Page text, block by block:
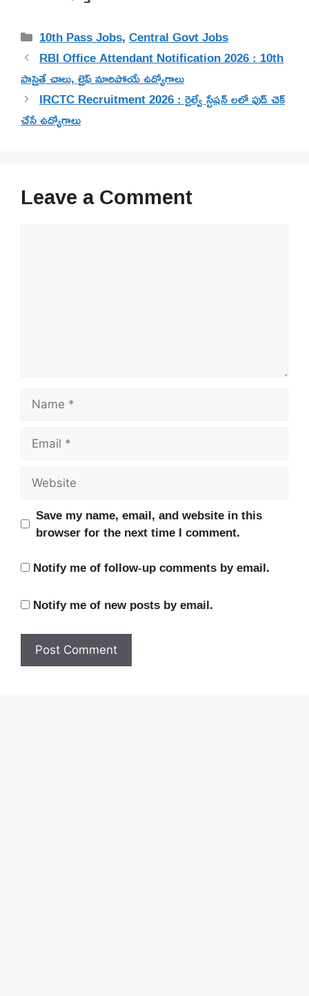
Categories
10th Pass Jobs,Central Govt Jobs
RBI Office Attendant Notification 2026 : 10th
పాసైతే చాలు, లైఫ్ మారిపోయే ఉద్యోగాలు
IRCTC Recruitment 2026 : రైల్వే స్టేషన్ లలో ఫుడ్ చెక్
చేసే ఉద్యోగాలు
Leave a Comment
Name
Email
Website
Save my name, email, and website in this
browser for the next time I comment.
Notify me of follow-up comments by email.
Notify me of new posts by email.